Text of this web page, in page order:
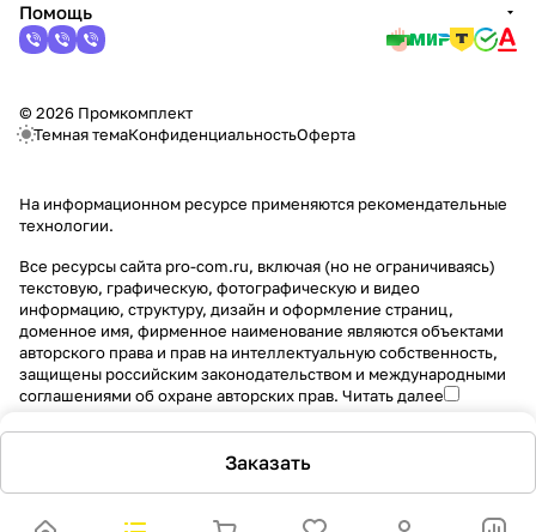
Заказать
Помощь
© 2026 Промкомплект
Темная темаКонфиденциальностьОферта
На информационном ресурсе применяются рекомендательные
технологии.
Все ресурсы сайта pro-com.ru, включая (но не ограничиваясь)
текстовую, графическую, фотографическую и видео
информацию, структуру, дизайн и оформление страниц,
доменное имя, фирменное наименование являются объектами
авторского права и прав на интеллектуальную собственность,
защищены российским законодательством и международными
соглашениями об охране авторских прав. Читать далее